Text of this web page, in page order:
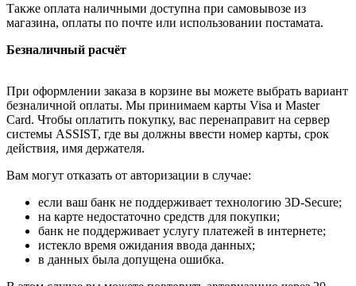
Также оплата наличными доступна при самовывозе из
магазина, оплаты по почте или использовании постамата.
Безналичный расчёт
При оформлении заказа в корзине вы можете выбрать вариант
безналичной оплаты. Мы принимаем карты Visa и Master
Card. Чтобы оплатить покупку, вас перенаправит на сервер
системы ASSIST, где вы должны ввести номер карты, срок
действия, имя держателя.
Вам могут отказать от авторизации в случае:
если ваш банк не поддерживает технологию 3D-Secure;
на карте недостаточно средств для покупки;
банк не поддерживает услугу платежей в интернете;
истекло время ожидания ввода данных;
в данных была допущена ошибка.